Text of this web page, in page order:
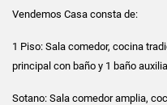
Vendemos Casa consta de:
1 Piso: Sala comedor, cocina
principal con baño y 1 baño
Sotano: Sala comedor amplia,